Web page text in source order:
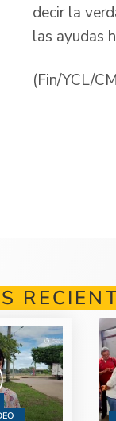
decir la
las ayudas
(Fin/YCL/